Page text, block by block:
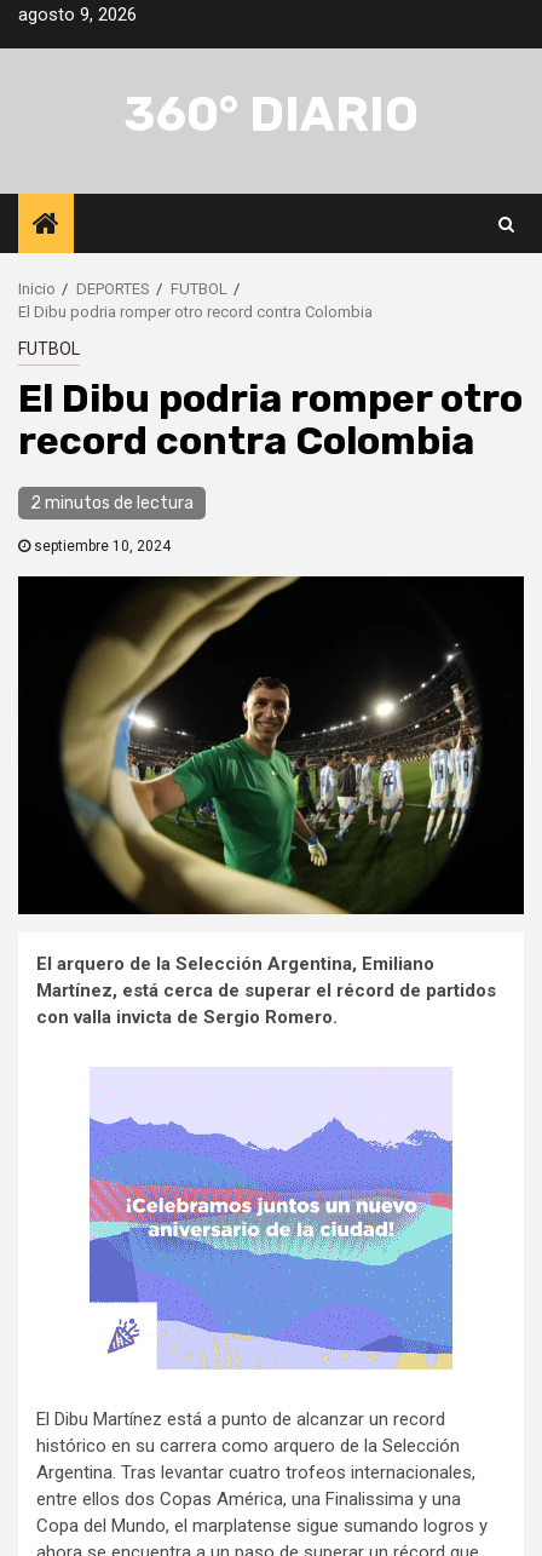
Saltar
agosto 9, 2026
360° DIARIO
Inicio DEPORTES
FUTBOL
El Dibu podria romper otro record contra Colombia
FUTBOL
El Dibu podria romper otro
record contra Colombia
2 minutos de lectura
septiembre 10, 2024
El arquero de la Selección Argentina, Emiliano
Martínez, está cerca de superar el récord de partidos
con valla invicta de Sergio Romero.
El Dibu Martínez está a punto de alcanzar un record
histórico en su carrera como arquero de la Selección
Argentina. Tras levantar cuatro trofeos internacionales,
entre ellos dos Copas América, una Finalissima y una
Copa del Mundo, el marplatense sigue sumando logros y